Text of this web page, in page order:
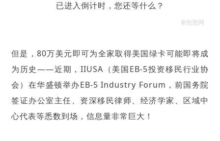
©包图网
但是，80万美元即可为全家取得美国绿卡可能即将成
为历史——近期，IIUSA（美国EB-5投资移民行业协
会）在华盛顿举办EB-5 Industry Forum，前国务院
签证办公室主任、资深移民律师、经济学家、区域中
心代表等悉数到场，信息量非常巨大！